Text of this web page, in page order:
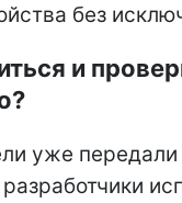
без
и
уже